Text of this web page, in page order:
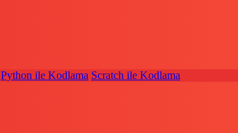
Python ile Kodlama Scratch ile Kodlama